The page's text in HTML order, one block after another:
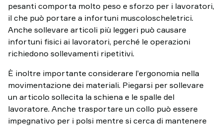
pesanti comporta molto peso e sforzo per i lavoratori,
il che può portare a infortuni muscoloscheletrici.
Anche sollevare articoli più leggeri può causare
infortuni fisici ai lavoratori, perché le operazioni
richiedono sollevamenti ripetitivi.
È inoltre importante considerare l’ergonomia nella
movimentazione dei materiali. Piegarsi per sollevare
un articolo sollecita la schiena e le spalle del
lavoratore. Anche trasportare un collo può essere
impegnativo per i polsi mentre si cerca di mantenere